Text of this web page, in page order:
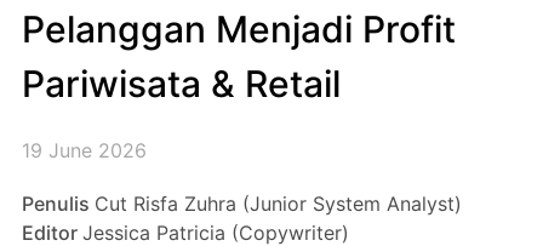
Pelanggan Menjadi Profit
Pariwisata & Retail
19 June 2026
Penulis Cut Risfa Zuhra (Junior System Analyst)
Editor Jessica Patricia (Copywriter)